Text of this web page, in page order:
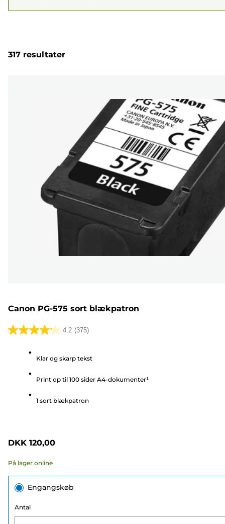
317 resultater
Canon PG-575 sort blækpatron
4.2 (375)
4.2
stjerner.
Klar og skarp tekst
Print op til 100 sider A4-dokumenter¹
1 sort blækpatron
DKK 120,00
På lager online
Engangskøb
Antal